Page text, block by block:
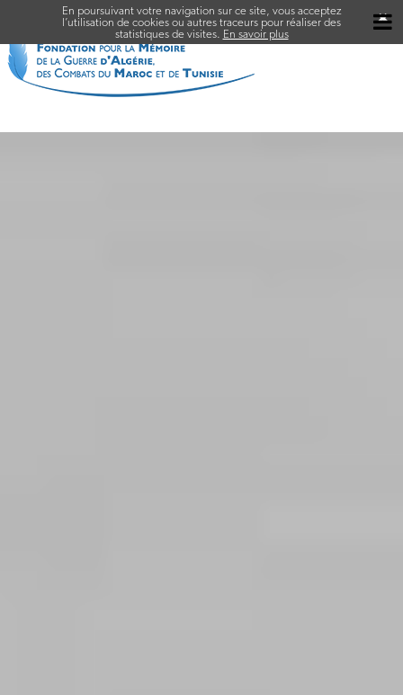
En poursuivant votre navigation sur ce site, vous acceptez
l’utilisation de cookies ou autres traceurs pour réaliser des
statistiques de visites. En savoir plus
✖